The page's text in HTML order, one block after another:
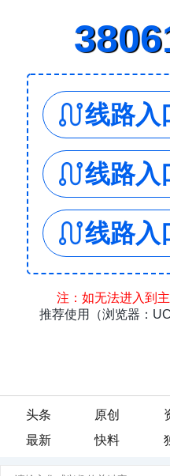
头条 原创
最新
快料